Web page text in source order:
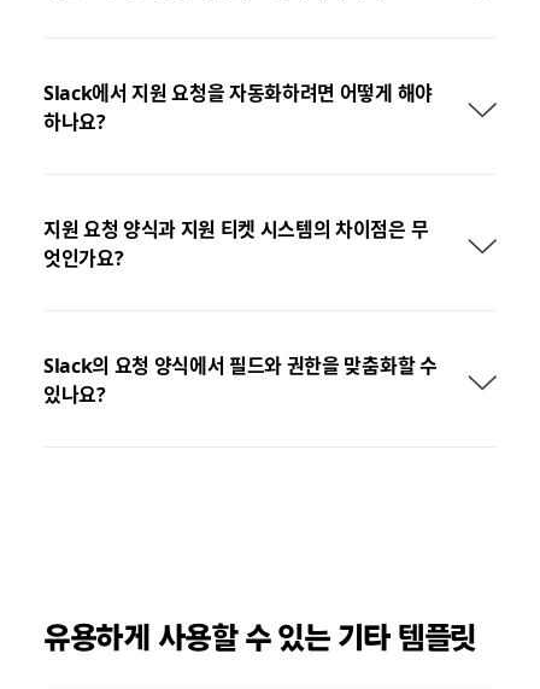
Slack에서 지원 요청을 자동화하려면 어떻게 해야
하나요?
지원 요청 양식과 지원 티켓 시스템의 차이점은 무
엇인가요?
Slack의 요청 양식에서 필드와 권한을 맞춤화할 수
있나요?
유용하게 사용할 수 있는 기타 템플릿